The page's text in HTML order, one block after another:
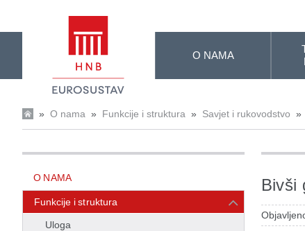
O NAMA
» O nama » Funkcije i struktura » Savjet i rukovodstvo »
O NAMA
Funkcije i struktura
Uloga
Bivši